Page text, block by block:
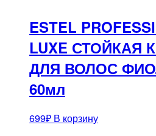
ESTEL
LUXE СТОЙКАЯ
ДЛЯ ВОЛОС
60мл
699₽ В корзину